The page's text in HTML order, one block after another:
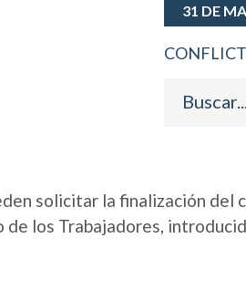
31 DE
solicitar la finalización del
los Trabajadores,